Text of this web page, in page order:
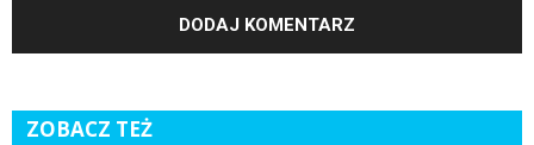
ZOBACZ TEŻ